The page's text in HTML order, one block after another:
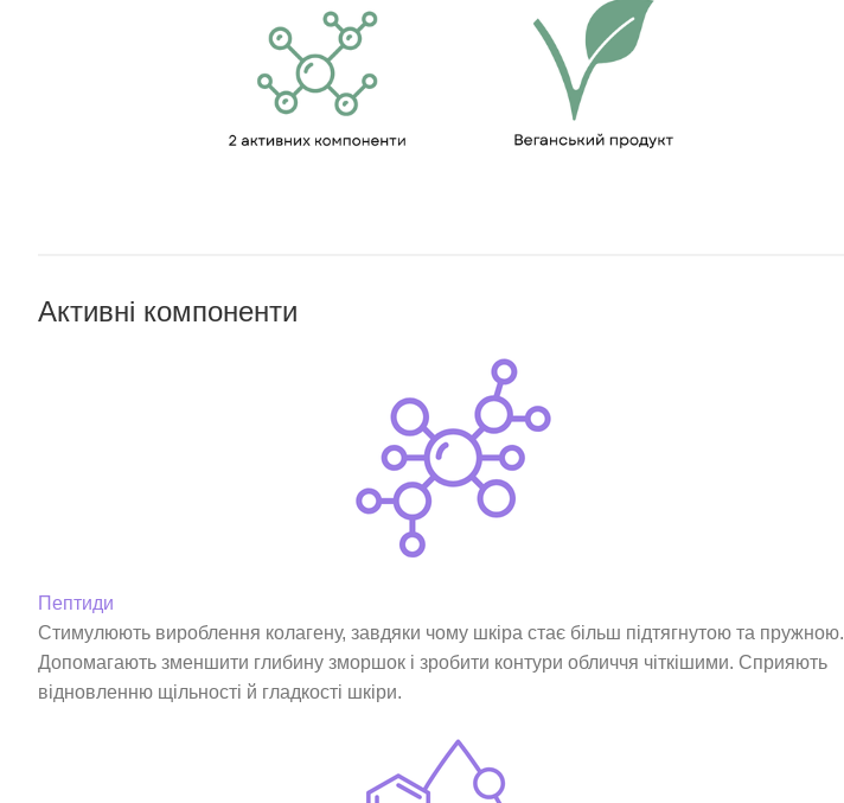
Активні компоненти
Пептиди
Стимулюють вироблення колагену, завдяки чому шкіра стає більш підтягнутою та пружною.
Допомагають зменшити глибину зморшок і зробити контури обличчя чіткішими. Сприяють
відновленню щільності й гладкості шкіри.